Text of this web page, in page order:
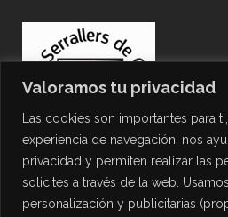
Valoramos tu privacidad
Las cookies son importantes para
experiencia de navegación, nos
privacidad y permiten realizar las
solicites a través de la web.
personalización y publicitarias
PROTECCIÓN DE DATOS